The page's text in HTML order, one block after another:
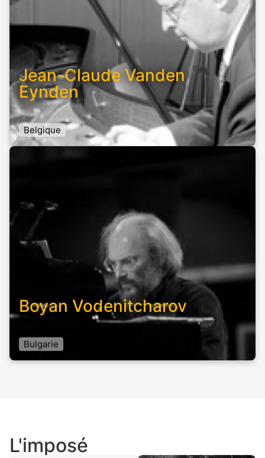
Jean-Claude Vanden
Eynden
Belgique
Boyan Vodenitcharov
Bulgarie
L'imposé